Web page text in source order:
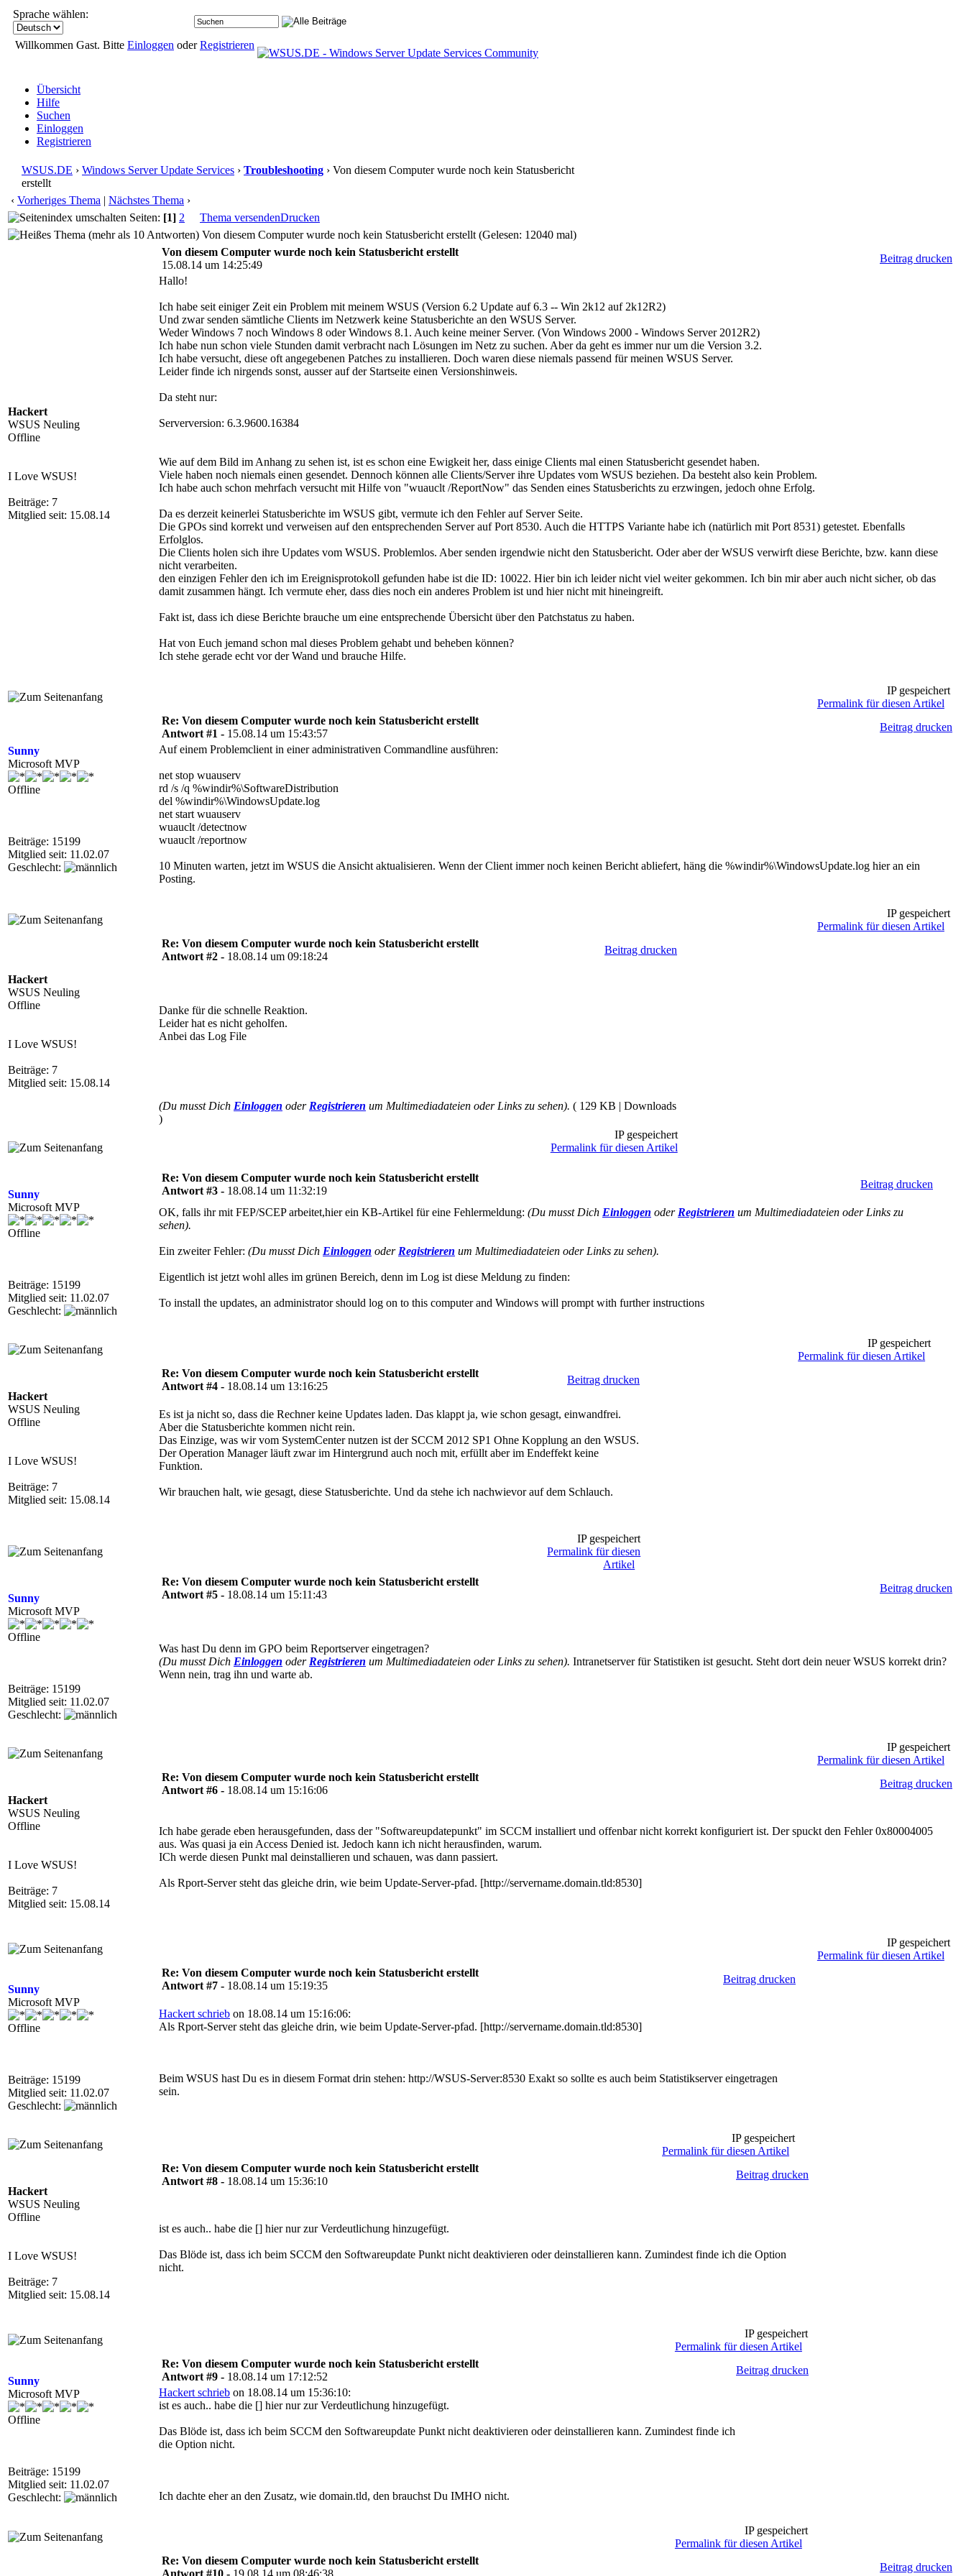
Sprache wählen:
Willkommen Gast. Bitte Einloggen oderRegistrieren
Übersicht
Hilfe
Suchen
Einloggen
Registrieren
WSUS.DE › Windows Server Update Services › Troubleshooting › Von diesem Computer wurde noch kein Statusbericht
erstellt
‹ Vorheriges Thema | Nächstes Thema ›
Seiten: [1] 2 Thema versendenDrucken
Von diesem Computer wurde noch kein Statusbericht erstellt (Gelesen: 12040 mal)
Hackert
WSUS Neuling
Offline
I Love WSUS!
Beiträge: 7
Mitglied seit: 15.08.14
Von diesem Computer wurde noch kein Statusbericht erstellt
15.08.14 um 14:25:49
Beitrag drucken
Hallo!
Ich habe seit einiger Zeit ein Problem mit meinem WSUS (Version 6.2 Update auf 6.3 -- Win 2k12 auf 2k12R2)
Und zwar senden sämtliche Clients im Netzwerk keine Statusberichte an den WSUS Server.
Weder Windows 7 noch Windows 8 oder Windows 8.1. Auch keine meiner Server. (Von Windows 2000 - Windows Server 2012R2)
Ich habe nun schon viele Stunden damit verbracht nach Lösungen im Netz zu suchen. Aber da geht es immer nur um die Version 3.2.
Ich habe versucht, diese oft angegebenen Patches zu installieren. Doch waren diese niemals passend für meinen WSUS Server.
Leider finde ich nirgends sonst, ausser auf der Startseite einen Versionshinweis.
Da steht nur:
Serverversion: 6.3.9600.16384
Wie auf dem Bild im Anhang zu sehen ist, ist es schon eine Ewigkeit her, dass einige Clients mal einen Statusbericht gesendet haben.
Viele haben noch niemals einen gesendet. Dennoch können alle Clients/Server ihre Updates vom WSUS beziehen. Da besteht also kein Problem.
Ich habe auch schon mehrfach versucht mit Hilfe von "wuauclt /ReportNow" das Senden eines Statusberichts zu erzwingen, jedoch ohne Erfolg.
Da es derzeit keinerlei Statusberichte im WSUS gibt, vermute ich den Fehler auf Server Seite.
Die GPOs sind korrekt und verweisen auf den entsprechenden Server auf Port 8530. Auch die HTTPS Variante habe ich (natürlich mit Port 8531) getestet. Ebenfalls
Erfolglos.
Die Clients holen sich ihre Updates vom WSUS. Problemlos. Aber senden irgendwie nicht den Statusbericht. Oder aber der WSUS verwirft diese Berichte, bzw. kann diese
nicht verarbeiten.
den einzigen Fehler den ich im Ereignisprotokoll gefunden habe ist die ID: 10022. Hier bin ich leider nicht viel weiter gekommen. Ich bin mir aber auch nicht sicher, ob das
damit zusammen hängt. Ich vermute eher, dass dies noch ein anderes Problem ist und hier nicht mit hineingreift.
Fakt ist, dass ich diese Berichte brauche um eine entsprechende Übersicht über den Patchstatus zu haben.
Hat von Euch jemand schon mal dieses Problem gehabt und beheben können?
Ich stehe gerade echt vor der Wand und brauche Hilfe.
IP gespeichert
Permalink für diesen Artikel
Sunny
Microsoft MVP
Offline
Beiträge: 15199
Mitglied seit: 11.02.07
Geschlecht:
Re: Von diesem Computer wurde noch kein Statusbericht erstellt
Antwort #1 - 15.08.14 um 15:43:57
Beitrag drucken
Auf einem Problemclient in einer administrativen Commandline ausführen:
net stop wuauserv
rd /s /q %windir%\SoftwareDistribution
del %windir%\WindowsUpdate.log
net start wuauserv
wuauclt /detectnow
wuauclt /reportnow
10 Minuten warten, jetzt im WSUS die Ansicht aktualisieren. Wenn der Client immer noch keinen Bericht abliefert, häng die %windir%\WindowsUpdate.log hier an ein
Posting.
IP gespeichert
Permalink für diesen Artikel
Hackert
WSUS Neuling
Offline
I Love WSUS!
Beiträge: 7
Mitglied seit: 15.08.14
Re: Von diesem Computer wurde noch kein Statusbericht erstellt
Antwort #2 - 18.08.14 um 09:18:24
Beitrag drucken
Danke für die schnelle Reaktion.
Leider hat es nicht geholfen.
Anbei das Log File
(Du musst Dich Einloggen oder Registrieren um Multimediadateien oder Links zu sehen). ( 129 KB | Downloads
)
IP gespeichert
Permalink für diesen Artikel
Sunny
Microsoft MVP
Offline
Beiträge: 15199
Mitglied seit: 11.02.07
Geschlecht:
Re: Von diesem Computer wurde noch kein Statusbericht erstellt
Antwort #3 - 18.08.14 um 11:32:19
Beitrag drucken
OK, falls ihr mit FEP/SCEP arbeitet,hier ein KB-Artikel für eine Fehlermeldung: (Du musst Dich Einloggen oder Registrieren um Multimediadateien oder Links zu
sehen).
Ein zweiter Fehler: (Du musst Dich Einloggen oder Registrieren um Multimediadateien oder Links zu sehen).
Eigentlich ist jetzt wohl alles im grünen Bereich, denn im Log ist diese Meldung zu finden:
To install the updates, an administrator should log on to this computer and Windows will prompt with further instructions
IP gespeichert
Permalink für diesen Artikel
Hackert
WSUS Neuling
Offline
I Love WSUS!
Beiträge: 7
Mitglied seit: 15.08.14
Re: Von diesem Computer wurde noch kein Statusbericht erstellt
Antwort #4 - 18.08.14 um 13:16:25
Beitrag drucken
Es ist ja nicht so, dass die Rechner keine Updates laden. Das klappt ja, wie schon gesagt, einwandfrei.
Aber die Statusberichte kommen nicht rein.
Das Einzige, was wir vom SystemCenter nutzen ist der SCCM 2012 SP1 Ohne Kopplung an den WSUS.
Der Operation Manager läuft zwar im Hintergrund auch noch mit, erfüllt aber im Endeffekt keine
Funktion.
Wir brauchen halt, wie gesagt, diese Statusberichte. Und da stehe ich nachwievor auf dem Schlauch.
IP gespeichert
Permalink für diesen
Artikel
Sunny
Microsoft MVP
Offline
Beiträge: 15199
Mitglied seit: 11.02.07
Geschlecht:
Re: Von diesem Computer wurde noch kein Statusbericht erstellt
Antwort #5 - 18.08.14 um 15:11:43
Beitrag drucken
Was hast Du denn im GPO beim Reportserver eingetragen?
(Du musst Dich Einloggen oder Registrieren um Multimediadateien oder Links zu sehen). Intranetserver für Statistiken ist gesucht. Steht dort dein neuer WSUS korrekt drin?
Wenn nein, trag ihn und warte ab.
IP gespeichert
Permalink für diesen Artikel
Hackert
WSUS Neuling
Offline
I Love WSUS!
Beiträge: 7
Mitglied seit: 15.08.14
Re: Von diesem Computer wurde noch kein Statusbericht erstellt
Antwort #6 - 18.08.14 um 15:16:06
Beitrag drucken
Ich habe gerade eben herausgefunden, dass der "Softwareupdatepunkt" im SCCM installiert und offenbar nicht korrekt konfiguriert ist. Der spuckt den Fehler 0x80004005
aus. Was quasi ja ein Access Denied ist. Jedoch kann ich nicht herausfinden, warum.
ICh werde diesen Punkt mal deinstallieren und schauen, was dann passiert.
Als Rport-Server steht das gleiche drin, wie beim Update-Server-pfad. [http://servername.domain.tld:8530]
IP gespeichert
Permalink für diesen Artikel
Sunny
Microsoft MVP
Offline
Beiträge: 15199
Mitglied seit: 11.02.07
Geschlecht:
Re: Von diesem Computer wurde noch kein Statusbericht erstellt
Antwort #7 - 18.08.14 um 15:19:35
Beitrag drucken
Hackert schrieb on 18.08.14 um 15:16:06:
Als Rport-Server steht das gleiche drin, wie beim Update-Server-pfad. [http://servername.domain.tld:8530]
Beim WSUS hast Du es in diesem Format drin stehen: http://WSUS-Server:8530 Exakt so sollte es auch beim Statistikserver eingetragen
sein.
IP gespeichert
Permalink für diesen Artikel
Hackert
WSUS Neuling
Offline
I Love WSUS!
Beiträge: 7
Mitglied seit: 15.08.14
Re: Von diesem Computer wurde noch kein Statusbericht erstellt
Antwort #8 - 18.08.14 um 15:36:10
Beitrag drucken
ist es auch.. habe die [] hier nur zur Verdeutlichung hinzugefügt.
Das Blöde ist, dass ich beim SCCM den Softwareupdate Punkt nicht deaktivieren oder deinstallieren kann. Zumindest finde ich die Option
nicht.
IP gespeichert
Permalink für diesen Artikel
Sunny
Microsoft MVP
Offline
Beiträge: 15199
Mitglied seit: 11.02.07
Geschlecht:
Re: Von diesem Computer wurde noch kein Statusbericht erstellt
Antwort #9 - 18.08.14 um 17:12:52
Beitrag drucken
Hackert schrieb on 18.08.14 um 15:36:10:
ist es auch.. habe die [] hier nur zur Verdeutlichung hinzugefügt.
Das Blöde ist, dass ich beim SCCM den Softwareupdate Punkt nicht deaktivieren oder deinstallieren kann. Zumindest finde ich
die Option nicht.
Ich dachte eher an den Zusatz, wie domain.tld, den brauchst Du IMHO nicht.
IP gespeichert
Permalink für diesen Artikel
Re: Von diesem Computer wurde noch kein Statusbericht erstellt
Antwort #10 - 19.08.14 um 08:46:38
Beitrag drucken